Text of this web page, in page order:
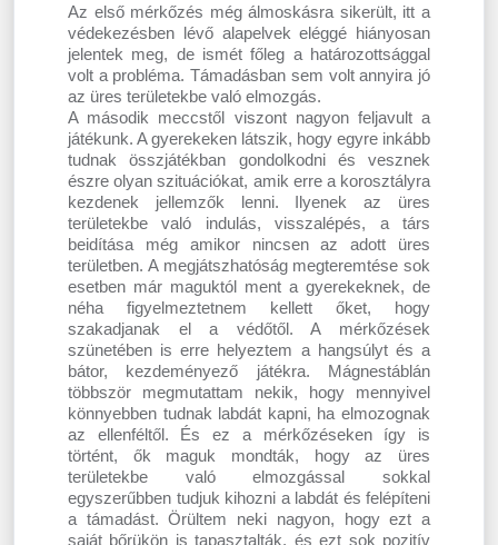
Az első mérkőzés még álmoskásra sikerült, itt a
védekezésben lévő alapelvek eléggé hiányosan
jelentek meg, de ismét főleg a határozottsággal
volt a probléma. Támadásban sem volt annyira jó
az üres területekbe való elmozgás.
A második meccstől viszont nagyon feljavult a
játékunk. A gyerekeken látszik, hogy egyre inkább
tudnak összjátékban gondolkodni és vesznek
észre olyan szituációkat, amik erre a korosztályra
kezdenek jellemzők lenni. Ilyenek az üres
területekbe való indulás, visszalépés, a társ
beidítása még amikor nincsen az adott üres
területben. A megjátszhatóság megteremtése sok
esetben már maguktól ment a gyerekeknek, de
néha figyelmeztetnem kellett őket, hogy
szakadjanak el a védőtől. A mérkőzések
szünetében is erre helyeztem a hangsúlyt és a
bátor, kezdeményező játékra. Mágnestáblán
többször megmutattam nekik, hogy mennyivel
könnyebben tudnak labdát kapni, ha elmozognak
az ellenféltől. És ez a mérkőzéseken így is
történt, ők maguk mondták, hogy az üres
területekbe való elmozgással sokkal
egyszerűbben tudjuk kihozni a labdát és felépíteni
a támadást. Örültem neki nagyon, hogy ezt a
saját bőrükön is tapasztalták, és ezt sok pozitív